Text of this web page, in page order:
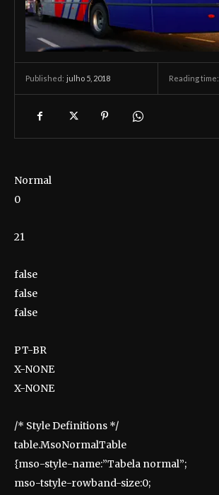
Published: julho 5, 2018 Reading time:
Normal
0
21
false
false
false
PT-BR
X-NONE
X-NONE
/* Style Definitions */
table.MsoNormalTable
{mso-style-name:”Tabela normal”;
mso-tstyle-rowband-size:0;